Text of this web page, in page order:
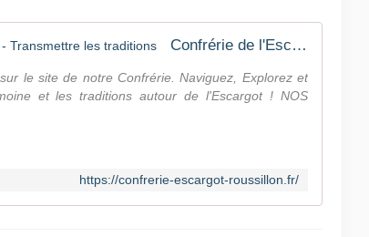
Confrérie de l'Escargot du Roussillon - Transmettre les traditions
le site de notre Confrérie. Naviguez, Explorez et
et les traditions autour de l'Escargot ! NOS
https://confrerie-escargot-roussillon.fr/